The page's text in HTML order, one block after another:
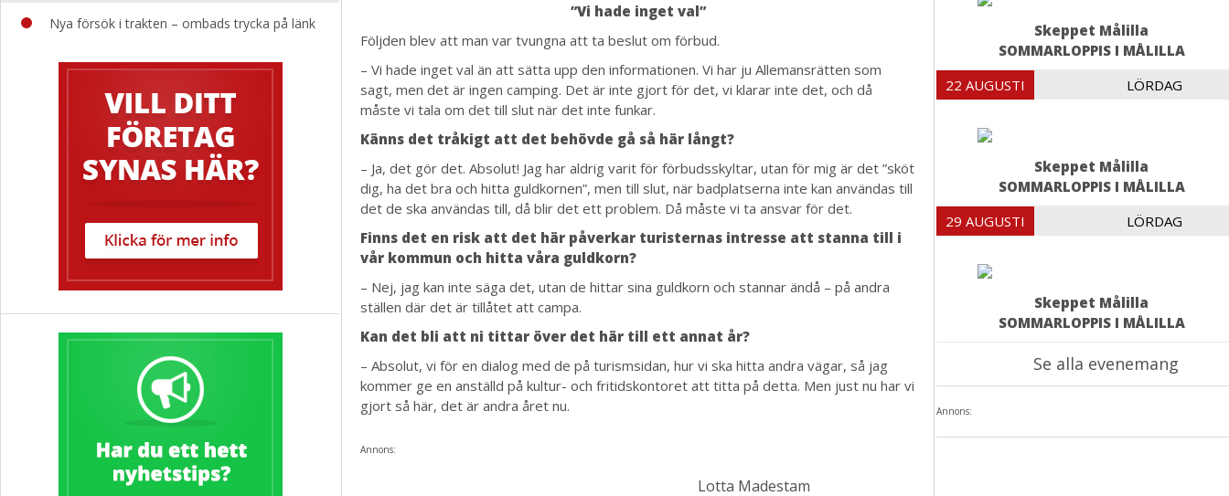
Nya försök i trakten – ombads trycka på länk
”Vi hade inget val”
Följden blev att man var tvungna att ta beslut om förbud.
– Vi hade inget val än att sätta upp den informationen. Vi har ju Allemansrätten som
sagt, men det är ingen camping. Det är inte gjort för det, vi klarar inte det, och då
måste vi tala om det till slut när det inte funkar.
Känns det tråkigt att det behövde gå så här långt?
– Ja, det gör det. Absolut! Jag har aldrig varit för förbudsskyltar, utan för mig är det ”sköt
dig, ha det bra och hitta guldkornen”, men till slut, när badplatserna inte kan användas till
det de ska användas till, då blir det ett problem. Då måste vi ta ansvar för det.
Finns det en risk att det här påverkar turisternas intresse att stanna till i
vår kommun och hitta våra guldkorn?
– Nej, jag kan inte säga det, utan de hittar sina guldkorn och stannar ändå – på andra
ställen där det är tillåtet att campa.
Kan det bli att ni tittar över det här till ett annat år?
– Absolut, vi för en dialog med de på turismsidan, hur vi ska hitta andra vägar, så jag
kommer ge en anställd på kultur- och fritidskontoret att titta på detta. Men just nu har vi
gjort så här, det är andra året nu.
Annons:
Lotta Madestam
Skeppet Målilla
SOMMARLOPPIS I MÅLILLA
22 AUGUSTI LÖRDAG
Skeppet Målilla
SOMMARLOPPIS I MÅLILLA
29 AUGUSTI LÖRDAG
Skeppet Målilla
SOMMARLOPPIS I MÅLILLA
Se alla evenemang
Annons: